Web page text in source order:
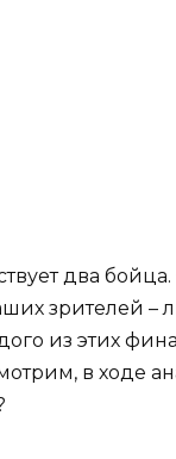
два
зрителей –
из этих
в ходе